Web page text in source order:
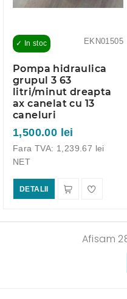
EKN01505
✓ In stoc
Pompa hidraulica
grupul 3 63
litri/minut dreapta
ax canelat cu 13
caneluri
1,500.00 lei
Fara TVA: 1,239.67 lei
NET
DETALII
Afisam